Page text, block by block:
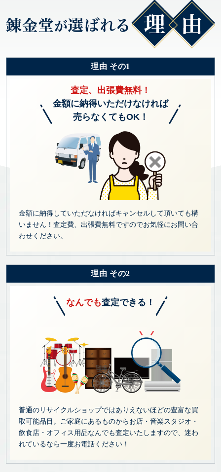
理由 その1
査定、出張費無料！
金額に納得いただけなければ
売らなくてもOK！
金額に納得していただなければキャンセルして頂いても構
いません！査定費、出張費無料ですのでお気軽にお問い合
わせください。
理由 その2
なんでも査定できる！
普通のリサイクルショップではありえないほどの豊富な買
取可能品目。ご家庭にあるものからお店・音楽スタジオ・
飲食店・オフィス用品なんでも査定いたしますので、迷わ
れているなら一度お電話ください！